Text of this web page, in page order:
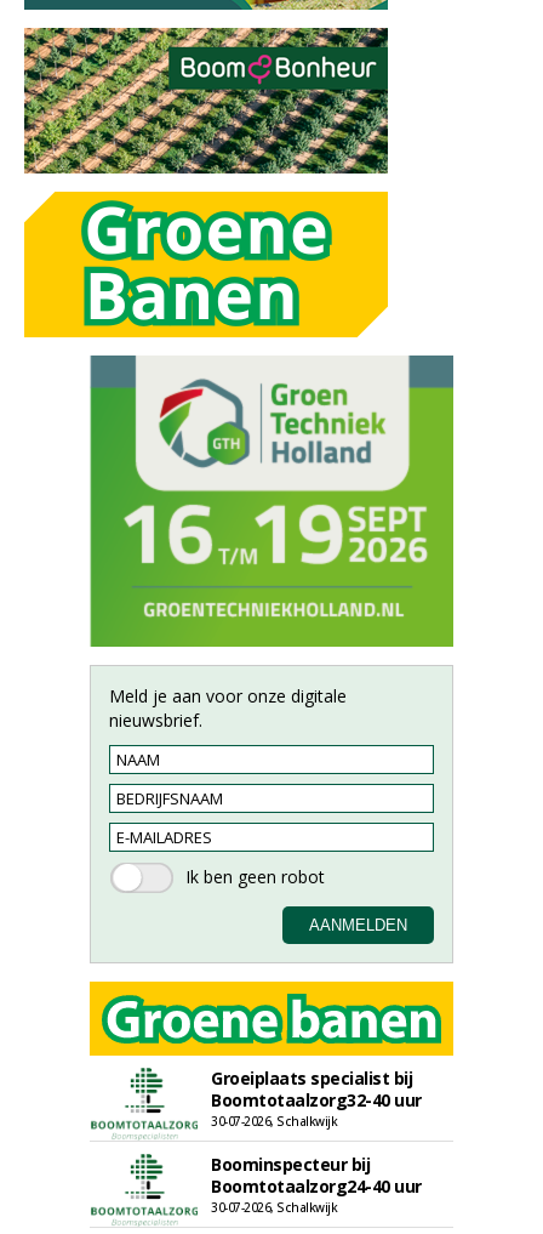
Meld je aan voor onze digitale
nieuwsbrief.
Groeiplaats specialist bij
Boomtotaalzorg32-40 uur
30-07-2026, Schalkwijk
Boominspecteur bij
Boomtotaalzorg24-40 uur
30-07-2026, Schalkwijk